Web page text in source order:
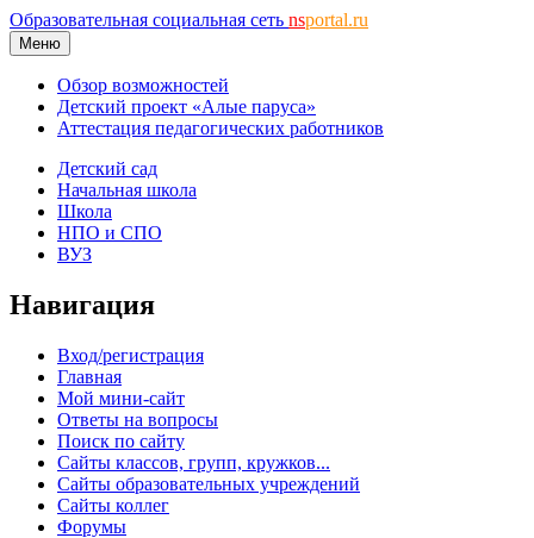
Образовательная социальная сеть nsportal.ru
Меню
Обзор возможностей
Детский проект «Алые паруса»
Аттестация педагогических работников
Детский сад
Начальная школа
Школа
НПО и СПО
ВУЗ
Навигация
Вход/регистрация
Главная
Мой мини-сайт
Ответы на вопросы
Поиск по сайту
Сайты классов, групп, кружков...
Сайты образовательных учреждений
Сайты коллег
Форумы